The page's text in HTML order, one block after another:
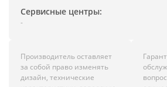
Сервисные центры:
-
Производитель оставляет
за собой право изменять
дизайн, технические